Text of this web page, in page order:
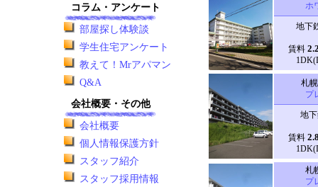
ホ
地下
賃料
札
プ
地
賃料
札
プ
コラム・アンケート
部屋探し体験談
学生住宅アンケート
教えて！Mrアパマン
Q&A
会社概要・その他
会社概要
個人情報保護方針
スタッフ紹介
スタッフ採用情報